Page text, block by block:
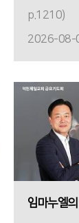
p.1210)
2026-08-
임마누엘